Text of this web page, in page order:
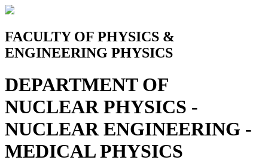
FACULTY OF PHYSICS &
ENGINEERING PHYSICS
DEPARTMENT OF
NUCLEAR PHYSICS -
NUCLEAR ENGINEERING -
MEDICAL PHYSICS